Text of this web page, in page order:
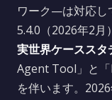
ワーク—は対応し
5.4.0（2026年2月
実世界ケーススタ
Agent Tool」と
を伴います。